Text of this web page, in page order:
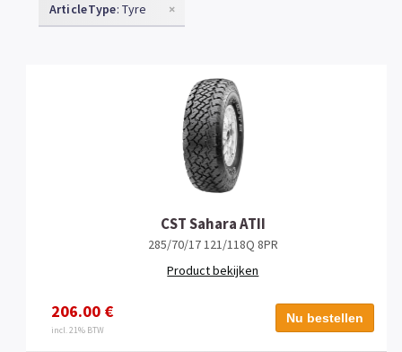
ArticleType: Tyre ×
CST Sahara ATII
285/70/17 121/118Q 8PR
Product bekijken
206.00 €
incl. 21% BTW
Nu bestellen